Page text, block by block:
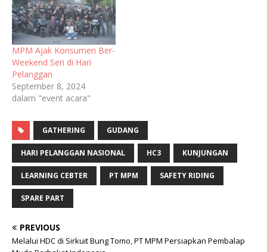
MPM Ajak Konsumen Ber-
Weekend Seri di Hari
Pelanggan
September 8, 2024
dalam "event acara"
GATHERING GUDANG
HARI PELANGGAN NASIONAL HC3 KUNJUNGAN
LEARNING CEBTER PT MPM SAFETY RIDING
SPARE PART
PREVIOUS
Melalui HDC di Sirkuit Bung Tomo, PT MPM Persiapkan Pembalap